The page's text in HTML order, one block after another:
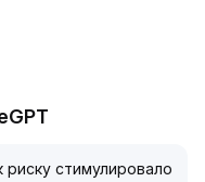
риску стимулировало